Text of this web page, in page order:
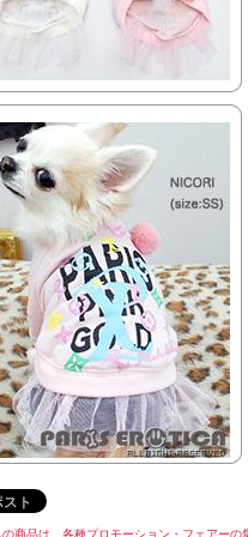
商品は、各種プロモーション・フェアーの